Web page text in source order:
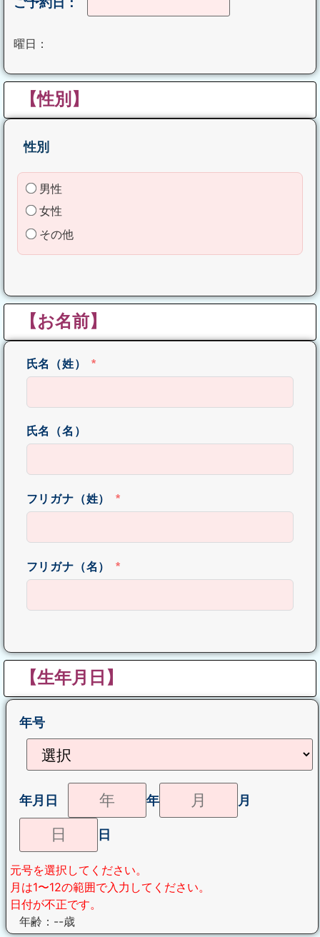
曜日：
【性別】
性別
男性
女性
その他
【お名前】
氏名（姓）
氏名（名）
フリガナ（姓）
フリガナ（名）
【生年月日】
年号
年月日 年 月
日
元号を選択してください。
月は1〜12の範囲で入力してください。
日付が不正です。
年齢： --歳